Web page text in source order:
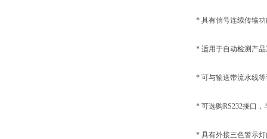
* 具有信号连续传输功
* 适用于自动检测产品
* 可与输送带流水线等
* 可选购RS232接口，
* 具有外接三色警示灯